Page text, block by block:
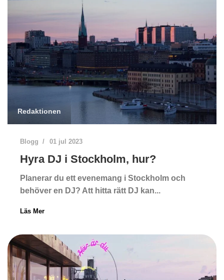
Redaktionen
Blogg 01 jul 2023
Hyra DJ i Stockholm, hur?
Planerar du ett evenemang i Stockholm och
behöver en DJ? Att hitta rätt DJ kan...
Läs Mer